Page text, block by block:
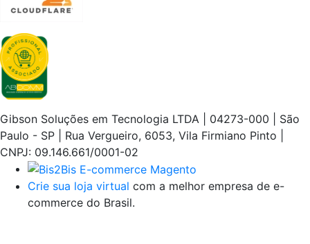
Gibson Soluções em Tecnologia LTDA | 04273-000 | São
Paulo - SP | Rua Vergueiro, 6053, Vila Firmiano Pinto |
CNPJ: 09.146.661/0001-02
Crie sua loja virtual com a melhor empresa de e-
commerce do Brasil.